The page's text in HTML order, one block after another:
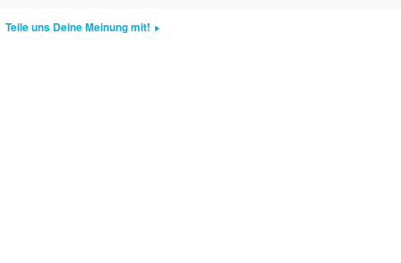
Teile uns Deine Meinung mit!